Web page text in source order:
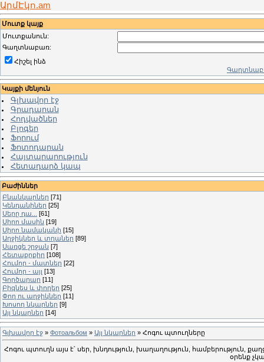
ԱրմԷկո.am
Մուտք կայք
Մուտքանուն:
Գաղտնաբառ:
Հիշել ինձ
Կայքի մենյուն
Գլխավոր էջ
Գրադարան
Հոդվածներ
Բլոգեր
Ֆորում
Ֆոտոդարան
Հայտարարություն
Հետադարձ կապ
Բաժիններ
Բնանկարներ [71]
Կենդանիներ [25]
Սերը դա...
[61]
Սիրո մասին [19]
Սիրո նամականի [15]
Աղջիկներ և տղաներ [89]
Սառցե շրջան [7]
Հետաքրքիր [108]
Հումոր - մատներ [22]
Հումոր - այլ [13]
Գործարար [11]
Բիզնես և փողեր [25]
Փող ու աղջիկներ [11]
Խոսող նկարներ [9]
Այլ նկարներ [14]
Գլխավոր էջ » Фотоальбом » Այլ նկարներ » Հոգու պտուղները
Հոգու պտուղն այս է՝ սեր, խնդություն, խաղաղություն, համբերություն,
օրենք